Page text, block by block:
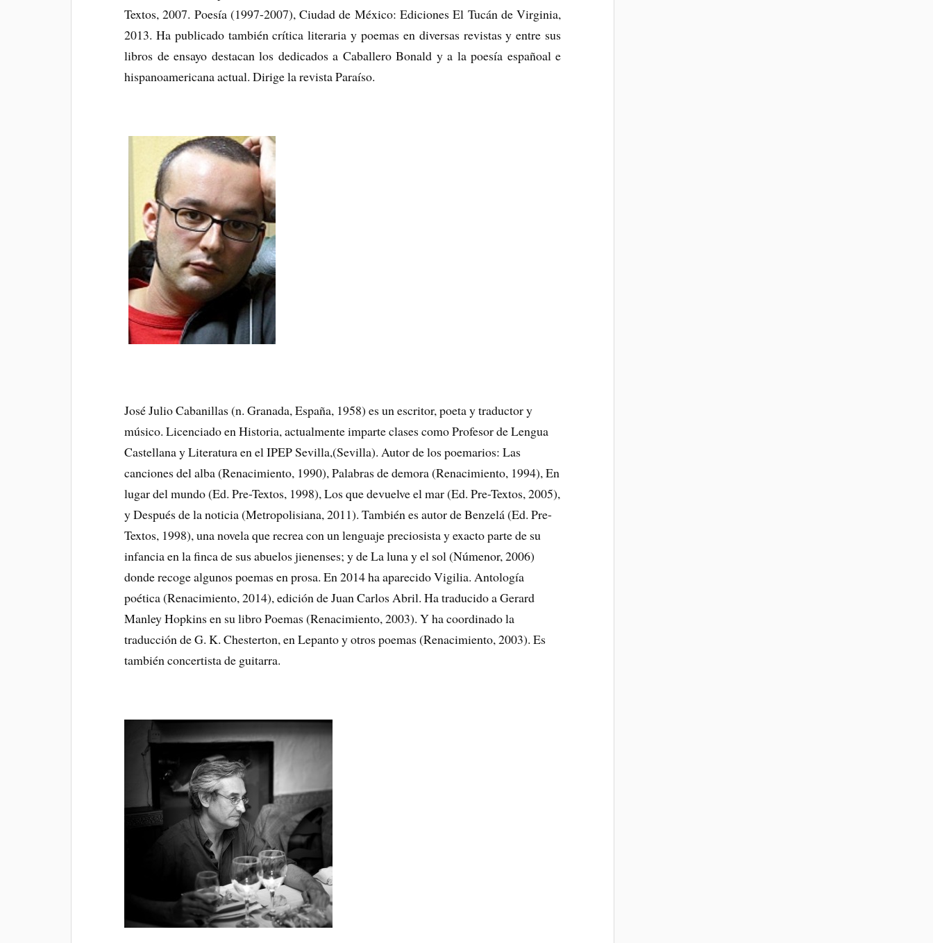
Textos, 2007. Poesía (1997-2007), Ciudad de México: Ediciones El Tucán de Virginia,
2013. Ha publicado también crítica literaria y poemas en diversas revistas y entre sus
libros de ensayo destacan los dedicados a Caballero Bonald y a la poesía españoal e
hispanoamericana actual. Dirige la revista Paraíso.
José Julio Cabanillas (n. Granada, España, 1958) es un escritor, poeta y traductor y
músico. Licenciado en Historia, actualmente imparte clases como Profesor de Lengua
Castellana y Literatura en el IPEP Sevilla,(Sevilla). Autor de los poemarios: Las
canciones del alba (Renacimiento, 1990), Palabras de demora (Renacimiento, 1994), En
lugar del mundo (Ed. Pre-Textos, 1998), Los que devuelve el mar (Ed. Pre-Textos, 2005),
y Después de la noticia (Metropolisiana, 2011). También es autor de Benzelá (Ed. Pre-
Textos, 1998), una novela que recrea con un lenguaje preciosista y exacto parte de su
infancia en la finca de sus abuelos jienenses; y de La luna y el sol (Númenor, 2006)
donde recoge algunos poemas en prosa. En 2014 ha aparecido Vigilia. Antología
poética (Renacimiento, 2014), edición de Juan Carlos Abril. Ha traducido a Gerard
Manley Hopkins en su libro Poemas (Renacimiento, 2003). Y ha coordinado la
traducción de G. K. Chesterton, en Lepanto y otros poemas (Renacimiento, 2003). Es
también concertista de guitarra.